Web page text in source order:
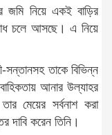
জমি নিয়ে একই বাড়ির
চলে আসছে। এ নিয়ে
তাকে বিভিন্ন
আনার উল্যাহর
মেয়ের সর্বনাশ করা
দাবি করেন তিনি।